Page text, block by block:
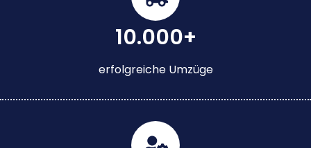
10.000+
erfolgreiche Umzüge